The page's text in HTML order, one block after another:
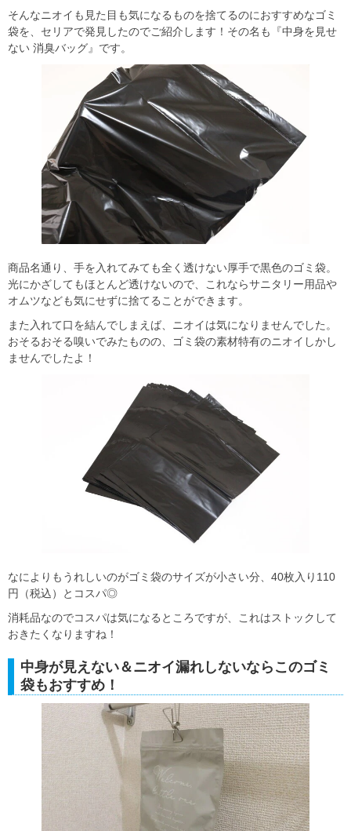
そんなニオイも見た目も気になるものを捨てるのにおすすめなゴミ
袋を、セリアで発見したのでご紹介します！その名も『中身を見せ
ない 消臭バッグ』です。
商品名通り、手を入れてみても全く透けない厚手で黒色のゴミ袋。
光にかざしてもほとんど透けないので、これならサニタリー用品や
オムツなども気にせずに捨てることができます。
また入れて口を結んでしまえば、ニオイは気になりませんでした。
おそるおそる嗅いでみたものの、ゴミ袋の素材特有のニオイしかし
ませんでしたよ！
なによりもうれしいのがゴミ袋のサイズが小さい分、40枚入り110
円（税込）とコスパ◎
消耗品なのでコスパは気になるところですが、これはストックして
おきたくなりますね！
中身が見えない＆ニオイ漏れしないならこのゴミ
袋もおすすめ！